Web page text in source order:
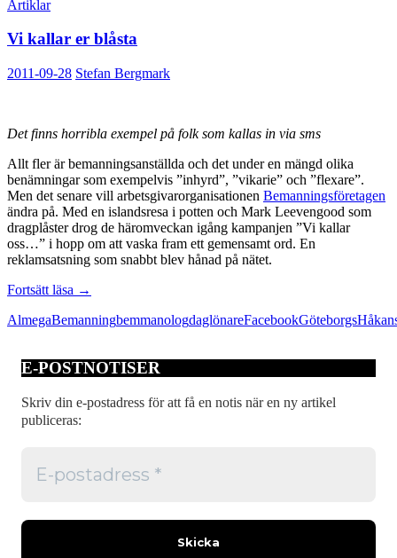
Artiklar
Vi kallar er blåsta
2011-09-28 Stefan Bergmark
Det finns horribla exempel på folk som kallas in via sms
Allt fler är bemanningsanställda och det under en mängd olika
benämningar som exempelvis ”inhyrd”, ”vikarie” och ”flexare”.
Men det senare vill arbetsgivarorganisationen Bemanningsföretagen
ändra på. Med en islandsresa i potten och Mark Leevengood som
dragplåster drog de häromveckan igång kampanjen ”Vi kallar
oss…” i hopp om att vaska fram ett gemensamt ord. En
reklamsatsning som snabbt blev hånad på nätet.
Fortsätt läsa Vi
er
→
AlmegaBemanningbemmanologdaglönareFacebookGöteborgs
E-POSTNOTISER
Skriv din e-postadress för att få en notis när en ny artikel
publiceras: